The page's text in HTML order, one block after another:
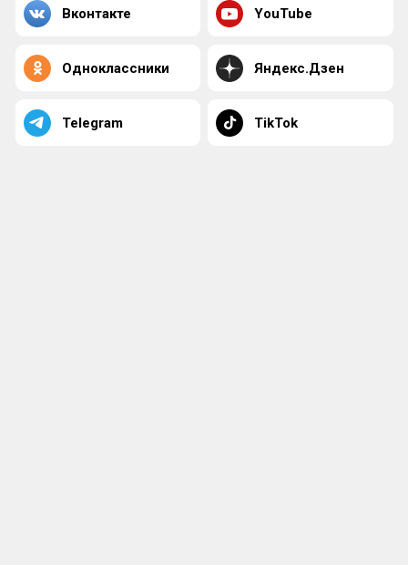
Вконтакте YouTube
Одноклассники Яндекс.Дзен
Telegram TikTok